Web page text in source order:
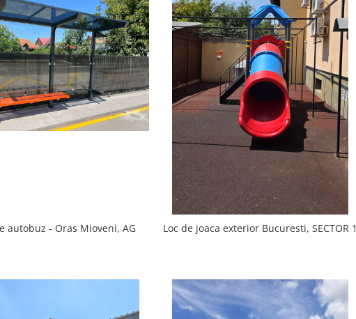
autobuz - Oras Mioveni, AG Loc de joaca exterior Bucuresti, SECTOR 1